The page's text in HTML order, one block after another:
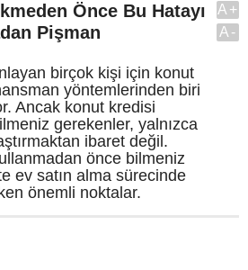
Önce Bu Hatayı
Pişman
birçok kişi için konut
yöntemlerinden biri
Ancak konut kredisi
gerekenler, yalnızca
ibaret değil.
önce bilmeniz
ev satın alma sürecinde
önemli noktalar.
A+
A-